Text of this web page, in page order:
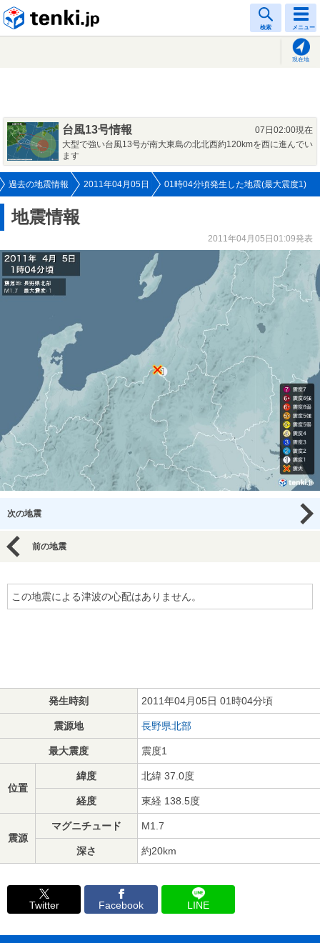
検索 メニュー
現在地
台風13号情報
07日02:00現在
大型で強い台風13号が南大東島の北北西約120kmを西に進んでい
ます
過去の地震情報 2011年04月05日 01時04分頃発生した地震(最大震度1)
地震情報
2011年04月05日01:09発表
次の地震
前の地震
この地震による津波の心配はありません。
発生時刻 2011年04月05日 01時04分頃
震源地 長野県北部
最大震度 震度1
位置
緯度 北緯 37.0度
経度 東経 138.5度
震源
マグニチュード M1.7
深さ 約20km
Twitter Facebook LINE